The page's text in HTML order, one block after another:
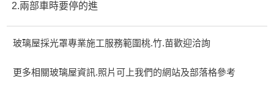
2.兩部車時要停的進
玻璃屋採光罩專業施工服務範圍桃.竹.苗歡迎洽詢
更多相關玻璃屋資訊.照片可上我們的網站及部落格參考